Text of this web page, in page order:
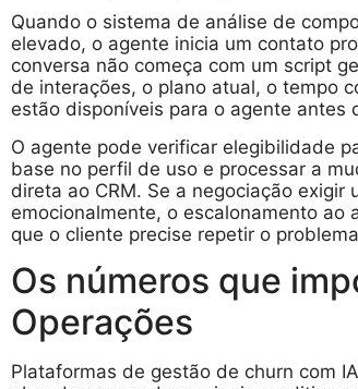
Quando o sistema de análise de
elevado, o agente inicia um contato
conversa não começa com um script
de interações, o plano atual, o tempo
estão disponíveis para o agente antes
O agente pode verificar elegibilidade
base no perfil de uso e processar a
direta ao CRM. Se a negociação
emocionalmente, o escalonamento ao
que o cliente precise repetir o
Os números que
Operações
Plataformas de gestão de churn com